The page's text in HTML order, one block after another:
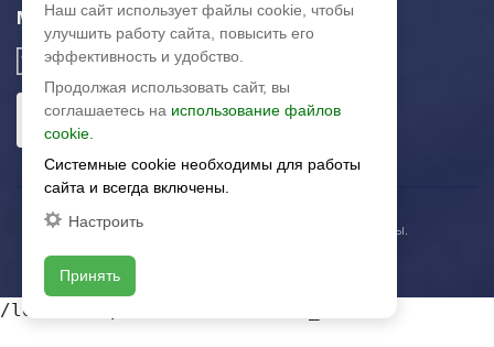
Мы в соц. сетях
© 2003-2026 «Арткерамика». Все права защищены.
/local/templates/artkeramika_new
Наш сайт использует файлы cookie, чтобы
улучшить работу сайта, повысить его
эффективность и удобство.
Продолжая использовать сайт, вы
соглашаетесь на использование файлов
cookie.
Системные cookie необходимы для работы
сайта и всегда включены.
Настроить
Принять